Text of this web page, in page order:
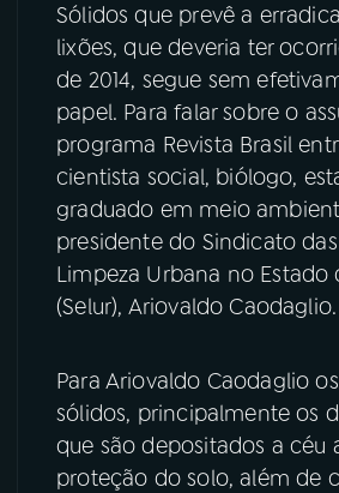
PODCASTS
06VIDEOCASTS
08FESTIVAL DE MÚSICA
ACOMPANHE A RÁDIO NACIONAL
YouTube
Sólidos que prevê a
lixões, que deveria ter
de 2014, segue sem
papel. Para falar sobre o
programa Revista Brasil
cientista social, biólogo,
graduado em meio
presidente do Sindicato
Limpeza Urbana no Estado
(Selur), Ariovaldo Caodaglio.
Para Ariovaldo Caodaglio
sólidos, principalmente os
que são depositados a céu
proteção do solo, além de